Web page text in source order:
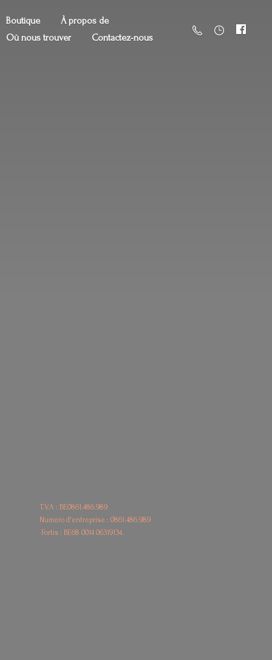
Boutique
À propos de
Où nous trouver
Contactez-nous
T.V.A : BE0861.486.989
Numéro d'entreprise : 0861.486.989
Fortis : BE680014 06319134.